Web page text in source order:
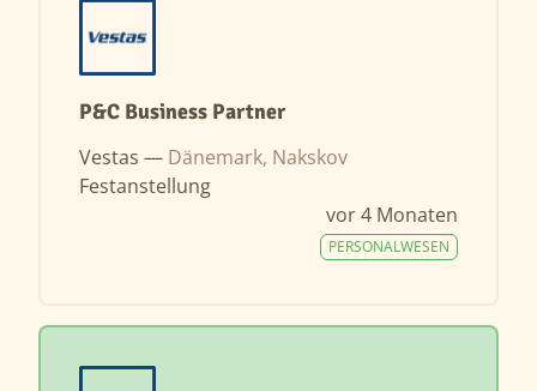
P&C Business Partner
Vestas — Dänemark, Nakskov
Festanstellung
vor 4 Monaten
PERSONALWESEN